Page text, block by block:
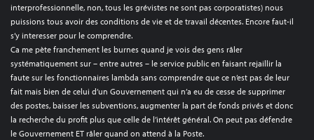
interprofessionnelle, non, tous les grévistes ne sont pas corporatistes) nous
puissions tous avoir des conditions de vie et de travail décentes. Encore faut-il
s’y interesser pour le comprendre.
Ca me pète franchement les burnes quand je vois des gens râler
systématiquement sur – entre autres – le service public en faisant rejaillir la
faute sur les fonctionnaires lambda sans comprendre que ce n’est pas de leur
fait mais bien de celui d’un Gouvernement qui n’a eu de cesse de supprimer
des postes, baisser les subventions, augmenter la part de fonds privés et donc
la recherche du profit plus que celle de l’intérêt général. On peut pas défendre
le Gouvernement ET râler quand on attend à la Poste.